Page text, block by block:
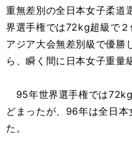
重無差別の全日本女子柔道
界選手権では72kg超級で
アジア大会無差別級で優勝
ら、瞬く間に日本女子重量
95年世界選手権では
どまったが、96年は全日
た。